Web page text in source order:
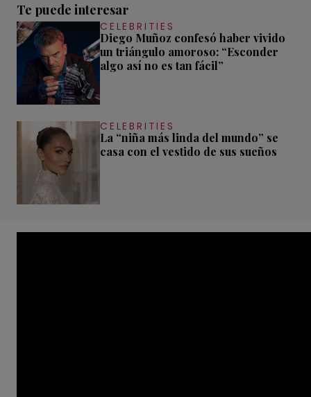
Te puede interesar
CELEBRITIES
Diego Muñoz confesó haber vivido
un triángulo amoroso: “Esconder
algo así no es tan fácil”
CELEBRITIES
La “niña más linda del mundo” se
casa con el vestido de sus sueños